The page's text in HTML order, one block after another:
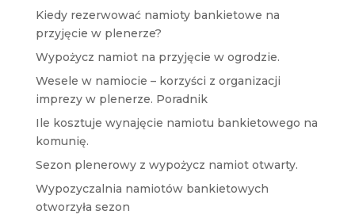
Kiedy rezerwować namioty bankietowe na
przyjęcie w plenerze?
Wypożycz namiot na przyjęcie w ogrodzie.
Wesele w namiocie – korzyści z organizacji
imprezy w plenerze. Poradnik
Ile kosztuje wynajęcie namiotu bankietowego na
komunię.
Sezon plenerowy z wypożycz namiot otwarty.
Wypozyczalnia namiotów bankietowych
otworzyła sezon